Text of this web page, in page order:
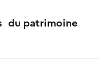
du patrimoine